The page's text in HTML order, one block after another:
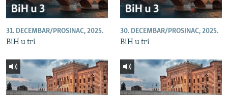
31. DECEMBAR/PROSINAC, 2025.
BiH u tri
30. DECEMBAR/PROSINAC, 2025.
BiH u tri